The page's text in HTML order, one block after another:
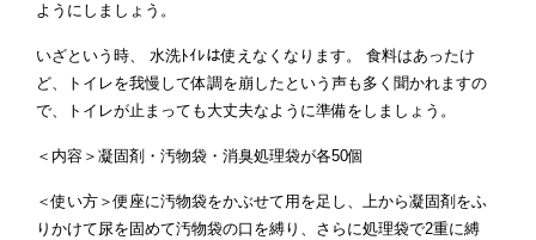
ようにしましょう。
いざという時、 水洗ﾄｲﾚは使えなくなります。 食料はあったけ
ど、トイレを我慢して体調を崩したという声も多く聞かれますの
で、トイレが止まっても大丈夫なように準備をしましょう。
＜内容＞凝固剤・汚物袋・消臭処理袋が各50個
＜使い方＞便座に汚物袋をかぶせて用を足し、上から凝固剤をふ
りかけて尿を固めて汚物袋の口を縛り、さらに処理袋で2重に縛